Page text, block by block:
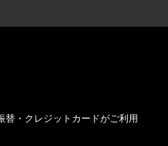
替・クレジットカードがご利用